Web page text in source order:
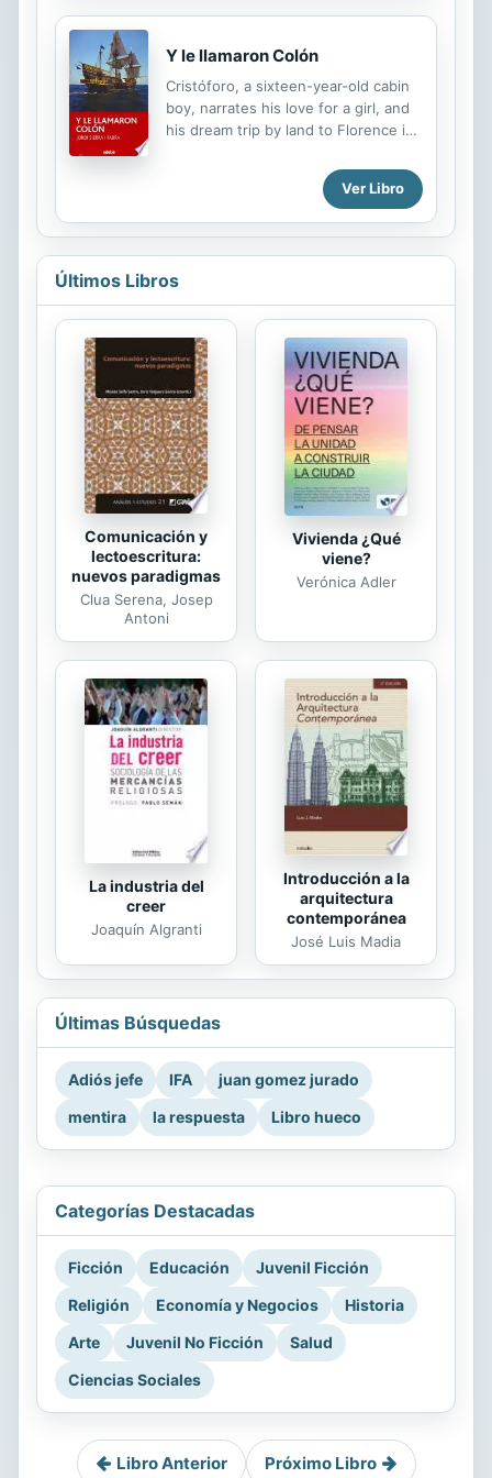
Y le llamaron Colón
Cristóforo, a sixteen-year-old cabin
boy, narrates his love for a girl, and
his dream trip by land to Florence in
take him to the New World.
Ver Libro
Últimos Libros
Comunicación y
lectoescritura:
nuevos paradigmas
Clua Serena, Josep
Antoni
Vivienda ¿Qué
viene?
Verónica Adler
La industria del
creer
Joaquín Algranti
Introducción a la
arquitectura
contemporánea
José Luis Madia
Últimas Búsquedas
Adiós jefe IFA
juan gomez jurado
mentira
la respuesta Libro hueco
Categorías Destacadas
Ficción Educación
Juvenil Ficción
Religión
Economía y Negocios
Historia
Arte
Juvenil No Ficción
Salud
Ciencias Sociales
Libro Anterior Próximo Libro